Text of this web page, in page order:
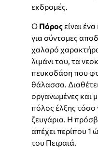
εκδρομές.
Ο Πόρος είναι
για σύντομες
χαλαρό
λιμάνι του, τα
πευκοδάση που
θάλασσα.
οργανωμένες και
πόλος έλξης τόσο
ζευγάρια. Η
απέχει περίπου 1
του Πειραιά.